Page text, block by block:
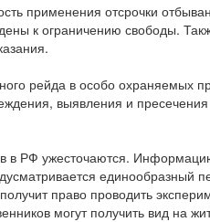
применения отсрочки
к ограничению свободы.
рейда в особо охраняемых
выявления и
в РФ ужесточаются.
право проводить
могут получить вид на